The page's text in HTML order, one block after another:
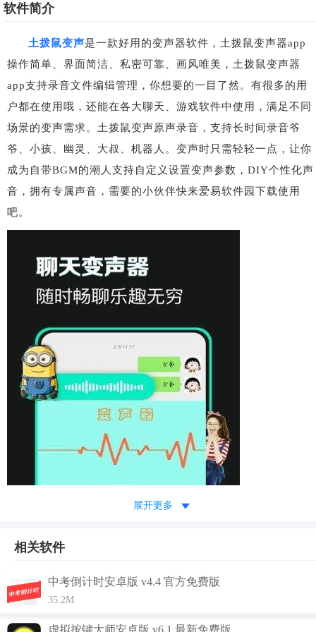
软件简介
土拨鼠变声是一款好用的变声器软件，土拨鼠变声器app
操作简单、界面简洁、私密可靠、画风唯美，土拨鼠变声器
app支持录音文件编辑管理，你想要的一目了然。有很多的用
户都在使用哦，还能在各大聊天、游戏软件中使用，满足不同
场景的变声需求。土拨鼠变声原声录音，支持长时间录音爷
爷、小孩、幽灵、大叔、机器人。变声时只需轻轻一点，让你
成为自带BGM的潮人支持自定义设置变声参数，DIY个性化声
音，拥有专属声音，需要的小伙伴快来爱易软件园下载使用
吧。
展开更多
相关软件
中考倒计时安卓版 v4.4 官方免费版
35.2M